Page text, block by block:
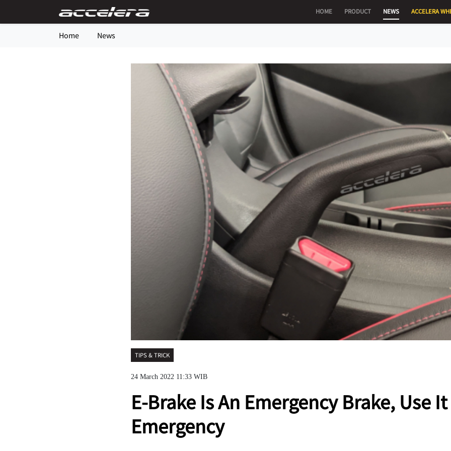
HOME PRODUCT NEWS ACCELERA
Home News
TIPS & TRICK
24 March 2022 11:33 WIB
E-Brake Is An Emergency Brake, Use
Emergency